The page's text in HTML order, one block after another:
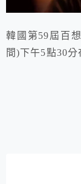
韓國第59屆百
間)下午5點30